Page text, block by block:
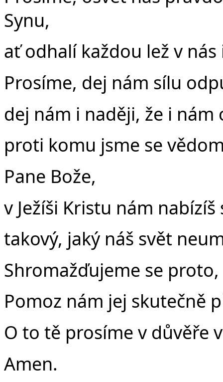
Synu,
ať odhalí každou lež v
Prosíme, dej nám sílu
dej nám i naději, že i
proti komu jsme se
Pane Bože,
v Ježíši Kristu nám
takový, jaký náš svět
Shromažďuje­me se
Pomoz nám jej skutečně
O to tě prosíme v důvěře
Amen.